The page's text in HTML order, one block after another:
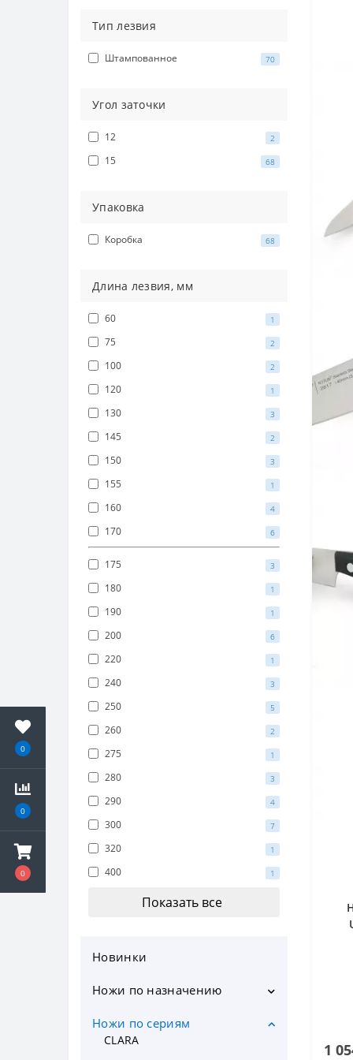
0
0
0
Тип лезвия
Штампованное 70
Угол заточки
12 2
15 68
Упаковка
Коробка 68
Длина лезвия, мм
60 1
75 2
100 2
120 1
130 3
145 2
150 3
155 1
160 4
170 6
175 3
180 1
190 1
200 6
220 1
240 3
250 5
260 2
275 1
280 3
290 4
300 7
320 1
400 1
Показать все
Новинки
Ножи по назначению
Шеф ножи
Ножи по сериям
CLARA
1